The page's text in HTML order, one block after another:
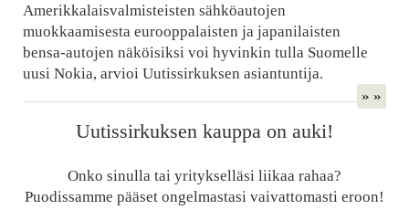
Amerikkalaisvalmisteisten sähköautojen
muokkaamisesta eurooppalaisten ja japanilaisten
bensa-autojen näköisiksi voi hyvinkin tulla Suomelle
uusi Nokia, arvioi Uutissirkuksen asiantuntija.
» »
Uutissirkuksen kauppa on auki!
Onko sinulla tai yritykselläsi liikaa rahaa?
Puodissamme pääset ongelmastasi vaivattomasti eroon!